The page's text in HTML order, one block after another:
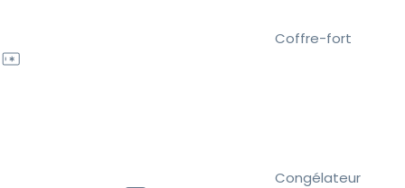
Coffre-fort
Congélateur